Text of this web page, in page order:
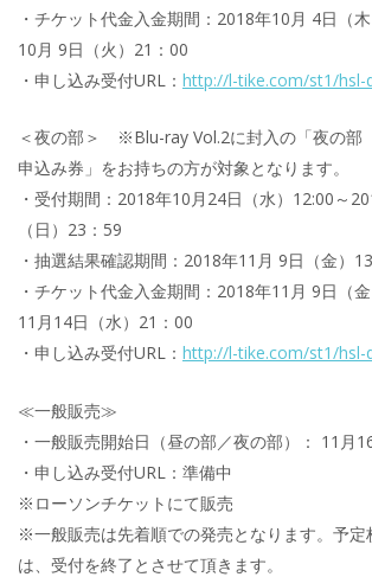
・チケット代金入金期間：2018年10月 4日（
10月 9日（火）21：00
・申し込み受付URL： http://l-tike.com/st1/hsl-
＜夜の部＞ ※Blu-ray Vol.2に封入の「夜の部
申込み券」をお持ちの方が対象となります。
・受付期間：2018年10月24日（水）12:00～
（日）23：59
・抽選結果確認期間：2018年11月 9日（金）
・チケット代金入金期間：2018年11月 9日（
11月14日（水）21：00
・申し込み受付URL： http://l-tike.com/st1/hsl-
≪一般販売≫
・一般販売開始日（昼の部／夜の部）： 11月
・申し込み受付URL：準備中
※ローソンチケットにて販売
※一般販売は先着順での発売となります。予定
は、受付を終了とさせて頂きます。